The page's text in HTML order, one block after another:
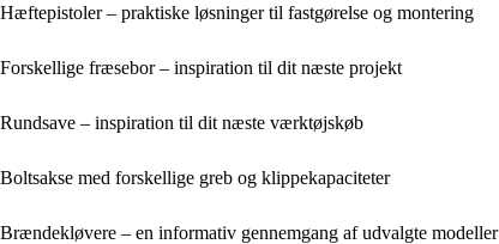
Hæftepistoler – praktiske løsninger til fastgørelse og montering
Forskellige fræsebor – inspiration til dit næste projekt
Rundsave – inspiration til dit næste værktøjskøb
Boltsakse med forskellige greb og klippekapaciteter
Brændekløvere – en informativ gennemgang af udvalgte modeller